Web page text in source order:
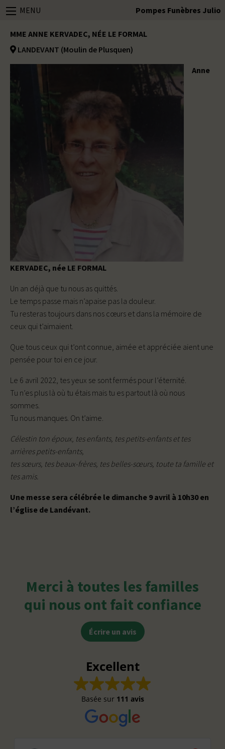
MENU Pompes Funèbres Julio
MME ANNE KERVADEC, NÉE LE FORMAL
LANDEVANT (Moulin de Plusquen)
Anne
KERVADEC, née LE FORMAL
Un an déjà que tu nous as quittés.
Le temps passe mais n’apaise pas la douleur.
Tu resteras toujours dans nos cœurs et dans la mémoire de
ceux qui t’aimaient.
Que tous ceux qui t’ont connue, aimée et appréciée aient une
pensée pour toi en ce jour.
Le 6 avril 2022, tes yeux se sont fermés pour l’éternité.
Tu n’es plus là où tu étais mais tu es partout là où nous
sommes.
Tu nous manques. On t’aime.
Célestin ton époux, tes enfants, tes petits-enfants et tes
arrières petits-enfants,
tes sœurs, tes beaux-frères, tes belles-sœurs, toute ta famille et
tes amis.
Une messe sera célébrée le dimanche 9 avril à 10h30 en
l’église de Landévant.
Merci à toutes les familles
qui nous ont fait confiance
Écrire un avis
Excellent
Basée sur 111 avis